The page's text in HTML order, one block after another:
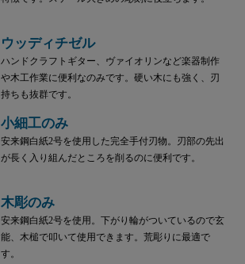
ウッディチゼル
ハンドクラフトギター、ヴァイオリンなど楽器制作
や木工作業に便利なのみです。硬い木にも強く、刃
持ちも抜群です。
小細工のみ
安来鋼白紙2号を使用した完全手付刃物。刃部の先出
が長く入り組んだところを削るのに便利です。
木彫のみ
安来鋼白紙2号を使用。下がり輪がついているので玄
能、木槌で叩いて使用できます。荒彫りに最適で
す。